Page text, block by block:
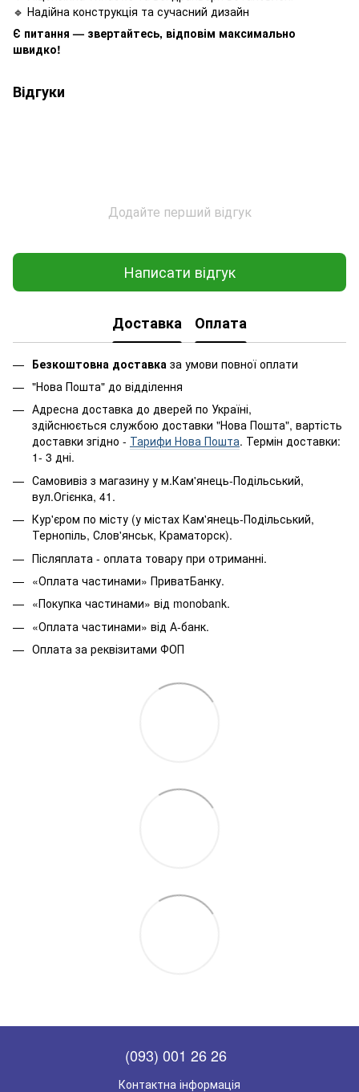
🔹 Надійна конструкція та сучасний дизайн
Є питання — звертайтесь, відповім максимально
швидко!
Відгуки
Додайте перший відгук
Написати відгук
Доставка Оплата
Безкоштовна доставка за умови повної оплати
"Нова Пошта" до відділення
Адресна доставка до дверей по Україні,
здійснюється службою доставки "Нова Пошта", вартість
доставки згідно - Тарифи Нова Пошта. Термін доставки:
1- 3 дні.
Самовивіз з магазину у м.Кам'янець-Подільський,
вул.Огієнка, 41.
Кур'єром по місту (у містах Кам'янець-Подільський,
Тернопіль, Слов'янськ, Краматорск).
Післяплата - оплата товару при отриманні.
«Оплата частинами» ПриватБанку.
«Покупка частинами» від monobank.
«Оплата частинами» від А-банк.
Оплата за реквізитами ФОП
(093) 001 26 26
Контактна інформація